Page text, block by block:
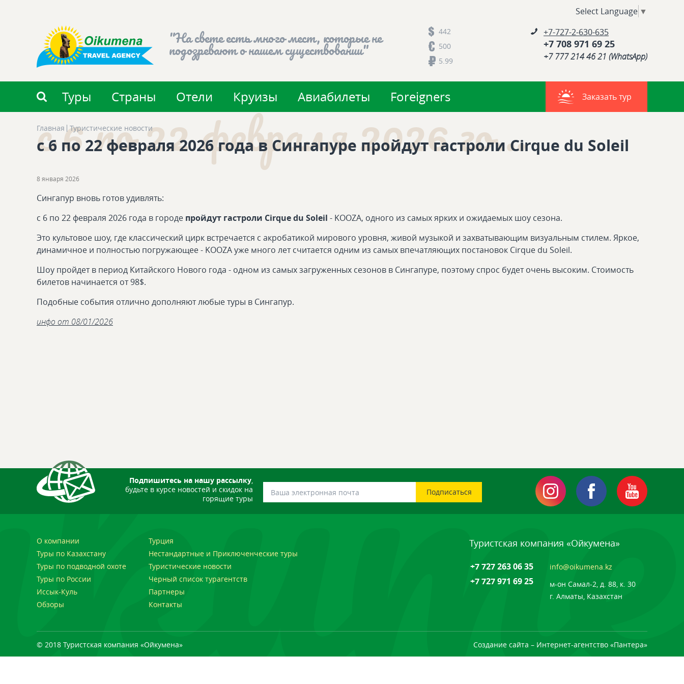
Select Language ▼
"На свете есть много мест, которые не
подозревают о нашем существовании"
442
500
5.99
+7-727-2-630-635
+7 708 971 69 25
+7 777 214 46 21 (WhatsApp)
Туры Страны Отели Круизы Авиабилеты Foreigners Заказать тур
Главная Туристические новости
с 6 по 22 февраля 2026 года в Сингапуре пройдут гастроли Cirque du Soleil
с 6 по 22 февраля 2026 го...
8 января 2026
Сингапур вновь готов удивлять:
с 6 по 22 февраля 2026 года в городе пройдут гастроли Cirque du Soleil - KOOZA, одного из самых ярких и ожидаемых шоу сезона.
Это культовое шоу, где классический цирк встречается с акробатикой мирового уровня, живой музыкой и захватывающим визуальным стилем. Яркое,
динамичное и полностью погружающее - KOOZA уже много лет считается одним из самых впечатляющих постановок Cirque du Soleil.
Шоу пройдет в период Китайского Нового года - одном из самых загруженных сезонов в Сингапуре, поэтому спрос будет очень высоким. Стоимость
билетов начинается от 98$.
Подобные события отлично дополняют любые туры в Сингапур.
инфо от 08/01/2026
Подпишитесь на нашу рассылку,
будьте в курсе новостей и скидок на
горящие туры
О компании
Турция
Туры по Казахстану
Нестандартные и Приключенческие туры
Туры по подводной охоте
Туристические новости
Туры по России
Черный список турагентств
Иссык-Куль
Партнеры
Обзоры
Контакты
Туристская компания «Ойкумена»
+7 727 263 06 35
+7 727 971 69 25
info@oikumena.kz
м-он Самал-2, д. 88, к. 30
г. Алматы, Казахстан
© 2018 Туристская компания «Ойкумена» Создание сайта – Интернет-агентство «Пантера»